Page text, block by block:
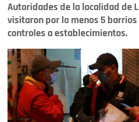
Autoridades de la localidad de
visitaron por lo menos 5
controles a establecimientos.